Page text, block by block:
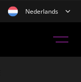
Nederlands